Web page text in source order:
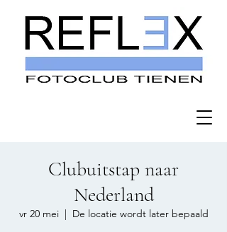
Clubuitstap naar
Nederland
vr 20 mei
  |
De locatie wordt later bepaald